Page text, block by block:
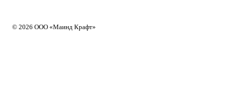
© 2026 ООО «Маинд Крафт»